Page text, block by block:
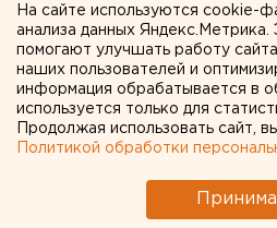
Оренбургской
будут лечиться
больнице
На сайте используются cookie-
анализа данных Яндекс.Метрика.
помогают улучшать работу
наших пользователей и
информация обрабатывается в
используется только для
Продолжая использовать сайт,
Политикой обработки